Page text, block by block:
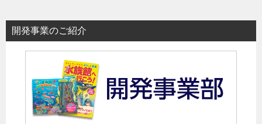
ョ
ン
開発事業のご紹介